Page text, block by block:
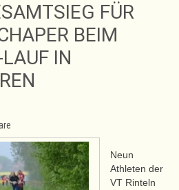
FÜR
BEIM
IN
Neun
Athleten der
VT Rinteln